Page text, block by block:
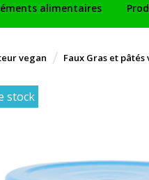
alimentaires
vegan Faux Gras et
stock